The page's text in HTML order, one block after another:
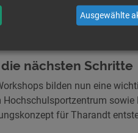
mit den Bürgerinnen und
in den Ortschaften
Ort zu erhöhen.
nächsten Schritte
bilden nun eine
für Tharandt
Ausgewählte